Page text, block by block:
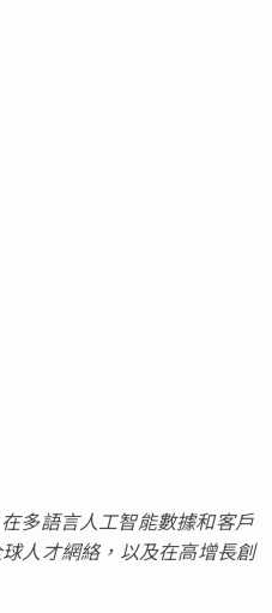
多語言人工智能數據和客戶
人才網絡，以及在高增長創